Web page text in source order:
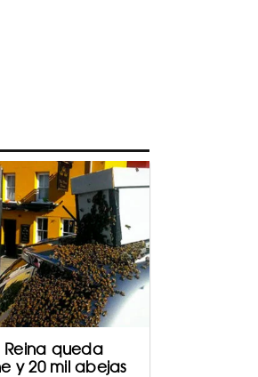
Reina queda
y 20 mil abejas